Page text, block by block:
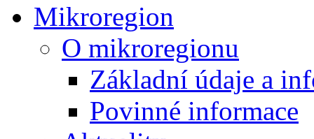
Mikroregion
O mikroregionu
Základní údaje a
Povinné informace